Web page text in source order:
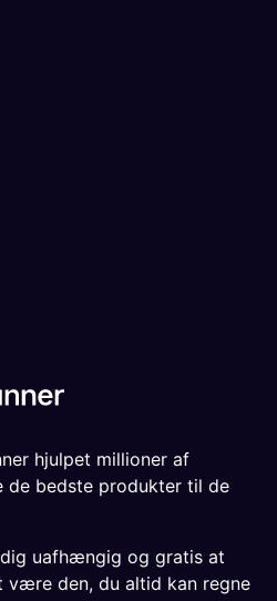
hjulpet millioner af
de bedste produkter til de
uafhængig og gratis at
være den, du altid kan regne